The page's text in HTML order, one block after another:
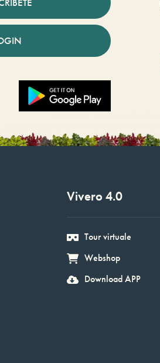
Vivero 4.0
Tour virtuale
Webshop
Download APP